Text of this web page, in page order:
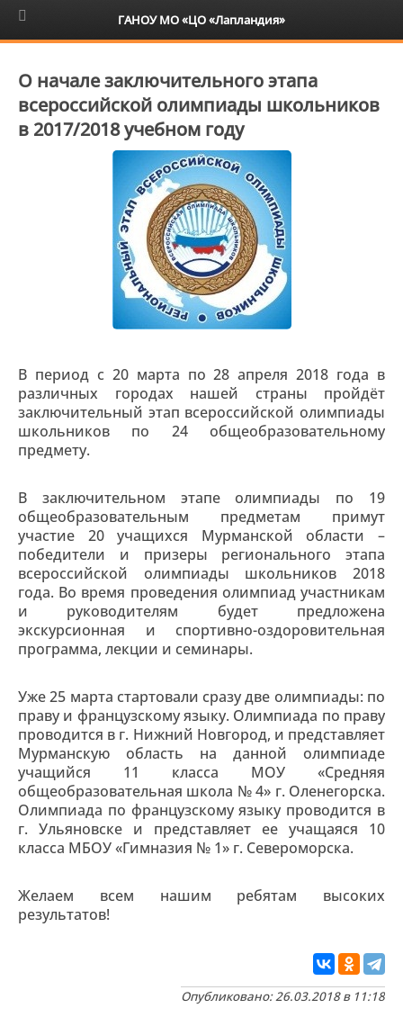
6+
О начале заключительного этапа
всероссийской олимпиады школьников
в 2017/2018 учебном году
В период с 20 марта по 28 апреля 2018 года в
различных городах нашей страны пройдёт
заключительный этап всероссийской олимпиады
школьников по 24 общеобразовательному
предмету.
В заключительном этапе олимпиады по 19
общеобразовательным предметам примут
участие 20 учащихся Мурманской области –
победители и призеры регионального этапа
всероссийской олимпиады школьников 2018
года. Во время проведения олимпиад участникам
и руководителям будет предложена
экскурсионная и спортивно-оздоровительная
программа, лекции и семинары.
Уже 25 марта стартовали сразу две олимпиады: по
праву и французскому языку. Олимпиада по праву
проводится в г. Нижний Новгород, и представляет
Мурманскую область на данной олимпиаде
учащийся 11 класса МОУ «Средняя
общеобразовательная школа № 4» г. Оленегорска.
Олимпиада по французскому языку проводится в
г. Ульяновске и представляет ее учащаяся 10
класса МБОУ «Гимназия № 1» г. Североморска.
Желаем всем нашим ребятам высоких
результатов!
Опубликовано: 26.03.2018 в 11:18
ГАНОУ МО «ЦО «Лапландия»